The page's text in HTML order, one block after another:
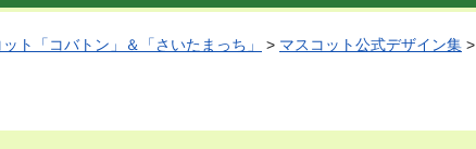
ト「コバトン」＆「さいたまっち」 > マスコット公式デザイン集 >